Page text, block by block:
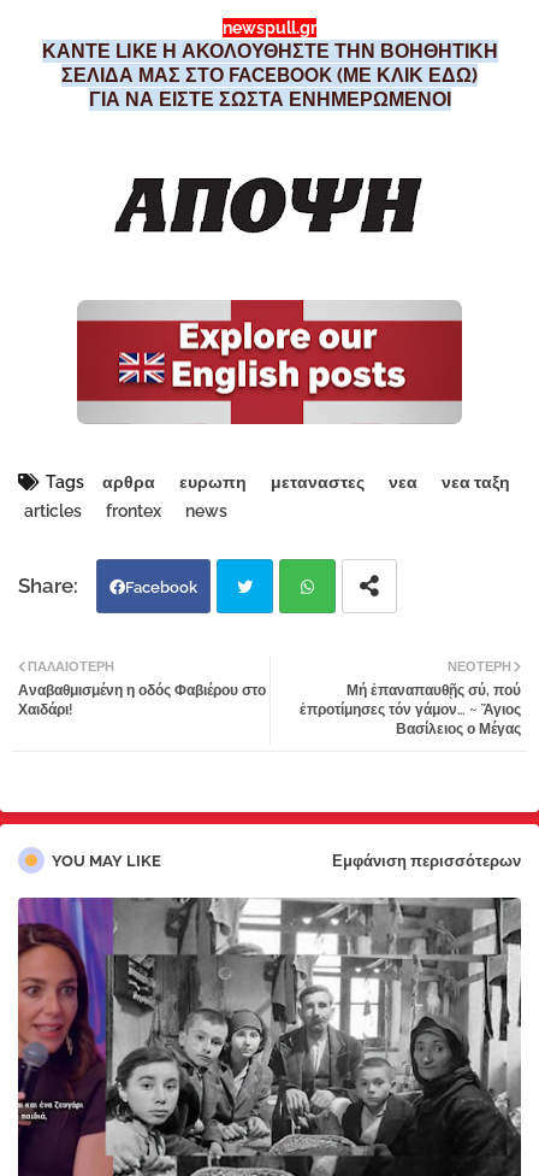
newspull.gr
ΚΑΝΤΕ LIKE Η ΑΚΟΛΟΥΘΗΣΤΕ ΤΗΝ ΒΟΗΘΗΤΙΚΗ
ΣΕΛΙΔΑ ΜΑΣ ΣΤΟ FACEBOOK (ΜΕ ΚΛΙΚ ΕΔΩ)
ΓΙΑ ΝΑ ΕΙΣΤΕ ΣΩΣΤΑ ΕΝΗΜΕΡΩΜΕΝΟΙ
Tags αρθρα ευρωπη μεταναστες νεα
νεα ταξη
articles
frontex news
Facebook
tter
ΝΕΌΤΕΡΗ
Μή ἐπαναπαυθῇς σύ, πού
ἑπροτίμησες τόν γάμον… ~ Ἅγιος
Βασίλειος ο Μέγας
ΠΑΛΑΙΌΤΕΡΗ
Αναβαθμισμένη η οδός Φαβιέρου στο
Χαιδάρι!
YOU MAY LIKE Εμφάνιση περισσότερων